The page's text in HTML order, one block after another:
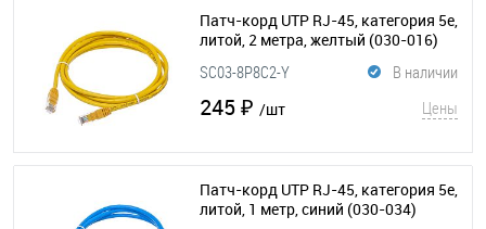
Патч-корд UTP RJ-45, категория 5e,
литой, 2 метра, желтый (030-016)
В наличии
SC03-8P8C2-Y
245 ₽ /шт Цены
Патч-корд UTP RJ-45, категория 5e,
литой, 1 метр, синий (030-034)